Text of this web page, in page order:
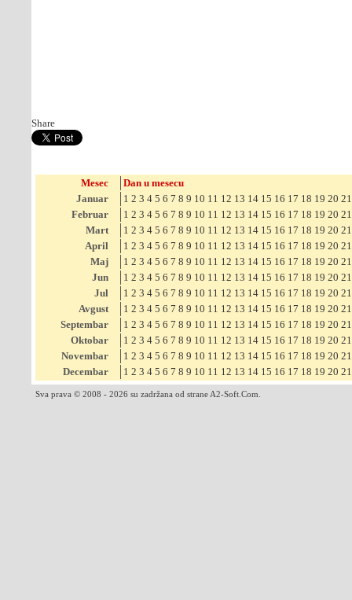
Share
Mesec
Dan u mesecu
Januar
1 2 3 4 5 6 7 8 9 10 11 12 13 14 15 16 17 18 19 20 21
Februar
1 2 3 4 5 6 7 8 9 10 11 12 13 14 15 16 17 18 19 20 21
Mart
1 2 3 4 5 6 7 8 9 10 11 12 13 14 15 16 17 18 19 20 21
April
1 2 3 4 5 6 7 8 9 10 11 12 13 14 15 16 17 18 19 20 21
Maj
1 2 3 4 5 6 7 8 9 10 11 12 13 14 15 16 17 18 19 20 21
Jun
1 2 3 4 5 6 7 8 9 10 11 12 13 14 15 16 17 18 19 20 21
Jul
1 2 3 4 5 6 7 8 9 10 11 12 13 14 15 16 17 18 19 20 21
Avgust
1 2 3 4 5 6 7 8 9 10 11 12 13 14 15 16 17 18 19 20 21
Septembar
1 2 3 4 5 6 7 8 9 10 11 12 13 14 15 16 17 18 19 20 21
Oktobar
1 2 3 4 5 6 7 8 9 10 11 12 13 14 15 16 17 18 19 20 21
Novembar
1 2 3 4 5 6 7 8 9 10 11 12 13 14 15 16 17 18 19 20 21
Decembar
1 2 3 4 5 6 7 8 9 10 11 12 13 14 15 16 17 18 19 20 21
Sva prava © 2008 - 2026 su zadržana od strane A2-Soft.Com.